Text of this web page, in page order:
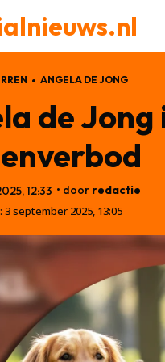
ANGELA DE JONG
de
12:33 • door redactie
3 september 2025, 13:05